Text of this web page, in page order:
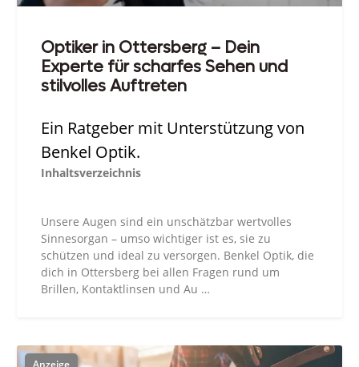
Optiker in Ottersberg – Dein
Experte für scharfes Sehen und
stilvolles Auftreten
Ein Ratgeber mit Unterstützung von
Benkel Optik.
Inhaltsverzeichnis
Unsere Augen sind ein unschätzbar wertvolles
Sinnesorgan – umso wichtiger ist es, sie zu
schützen und ideal zu versorgen. Benkel Optik, die
dich in Ottersberg bei allen Fragen rund um
Brillen, Kontaktlinsen und Au …